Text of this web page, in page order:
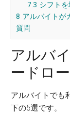
7.3 シフト
8 アルバイトが
質問
アルバ
ードロ
アルバイトでも
下の5選です。